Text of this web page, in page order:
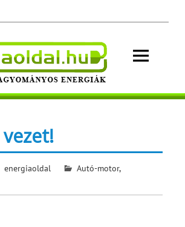
hagyományos energiák.
energiaoldal Autó-motor,